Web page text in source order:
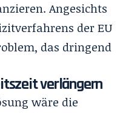
Angesichts
der EU
das dringend
verlängern
wäre die